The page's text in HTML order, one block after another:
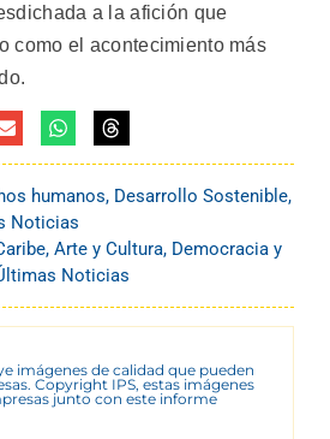
a la afición que
como el acontecimiento más
humanos, Desarrollo Sostenible,
Noticias
, Arte y Cultura, Democracia y
Noticias
imágenes de calidad que pueden
Copyright IPS, estas imágenes
junto con este informe